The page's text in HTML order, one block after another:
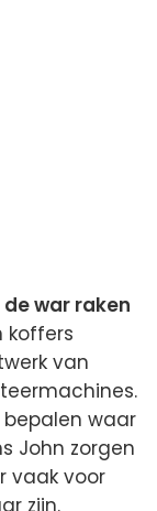
war raken
koffers
van
waar
John zorgen
vaak voor
zijn.